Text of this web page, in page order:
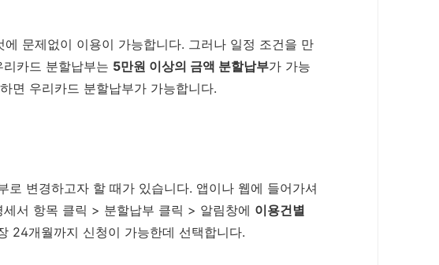
문제없이 이용이 가능합니다. 그러나 일정 조건을 만
카드 분할납부는 5만원 이상의 금액 분할납부가 가능
면 우리카드 분할납부가 가능합니다.
로 변경하고자 할 때가 있습니다. 앱이나 웹에 들어가셔
서 항목 클릭 > 분할납부 클릭 > 알림창에 이용건별
24개월까지 신청이 가능한데 선택합니다.